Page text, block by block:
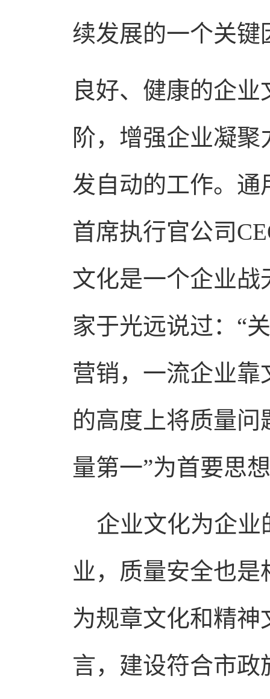
续发展的一个关键
良好、健康的企
阶，增强企业凝
发自动的工作。通
首席执行官公司
文化是一个企业战
家于光远说过：“
营销，一流企业靠
的高度上将质量问
量第一”为首要思
企业文化为企业
业，质量安全也
为规章文化和精
言，建设符合市